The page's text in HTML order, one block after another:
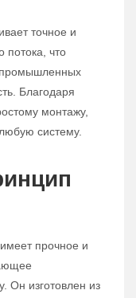
точное и
потока, что
промышленных
Благодаря
монтажу,
систему.
прочное и
Он изготовлен из